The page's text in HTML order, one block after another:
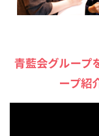
⻘藍会グループ
ープ紹